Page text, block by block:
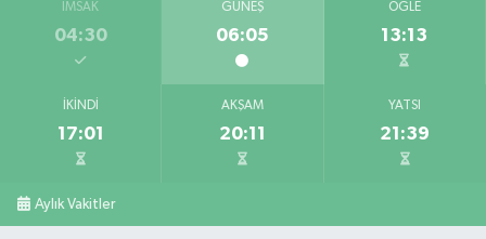
Cumhuriyet Mahallesi, Uğur Mumcu Caddesi No:134 A Merkez Uşak
Serkan Eczanesi
Kurtuluş Mahallesi, Hakkı Yağcı Caddesi No:7 B Merkez Uşak
0 (276) 227 27 20
İMSAK
04:30
GÜNEŞ
06:05
ÖĞLE
13:13
İKINDI
17:01
AKŞAM
20:11
YATSI
21:39
Aylık Vakitler